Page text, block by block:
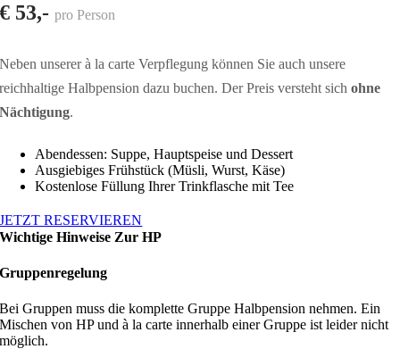
€ 53,- pro Person
Neben unserer à la carte Verpflegung können Sie auch unsere
reichhaltige Halbpension dazu buchen. Der Preis versteht sichohne
Nächtigung.
Abendessen: Suppe, Hauptspeise und Dessert
Ausgiebiges Frühstück (Müsli, Wurst, Käse)
Kostenlose Füllung Ihrer Trinkflasche mit Tee
JETZT RESERVIEREN
Wichtige Hinweise Zur HP
Gruppenregelung
Bei Gruppen muss die komplette Gruppe Halbpension nehmen. Ein
Mischen von HP und à la carte innerhalb einer Gruppe ist leider nicht
möglich.